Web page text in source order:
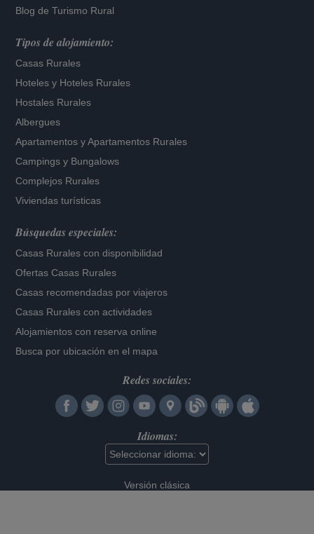
Blog de Turismo Rural
Tipos de alojamiento:
Casas Rurales
Hoteles y Hoteles Rurales
Hostales Rurales
Albergues
Apartamentos yApartamentos Rurales
Campings y Bungalows
Complejos Rurales
Viviendas turísticas
Búsquedas especiales:
Casas Rurales con disponibilidad
Ofertas Casas Rurales
Casas recomendadas por viajeros
Casas Rurales con actividades
Alojamientos con reserva online
Busca por ubicación en el mapa
Redes sociales:
Idiomas:
Versión clásica